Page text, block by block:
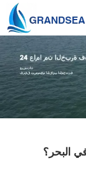
البحر؟